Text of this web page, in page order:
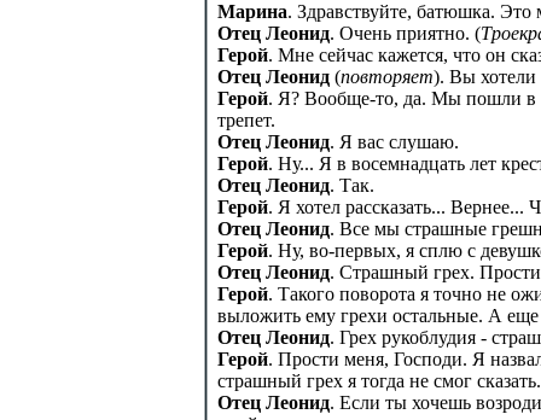
Марина. Здравствуйте, батюшка.
Отец Леонид. Очень приятно. (
Герой. Мне сейчас кажется, что он
Отец Леонид (повторяет). Вы хотели
Герой. Я? Вообще-то, да. Мы пошли в
трепет.
Отец Леонид. Я вас слушаю.
Герой. Ну... Я в восемнадцать лет
Отец Леонид. Так.
Герой. Я хотел рассказать... Вернее...
Отец Леонид. Все мы страшные
Герой. Ну, во-первых, я сплю с
Отец Леонид. Страшный грех.
Герой. Такого поворота я точно не
выложить ему грехи остальные. А
Отец Леонид. Грех рукоблудия -
Герой. Прости меня, Господи. Я
страшный грех я тогда не смог сказать.
Отец Леонид. Если ты хочешь